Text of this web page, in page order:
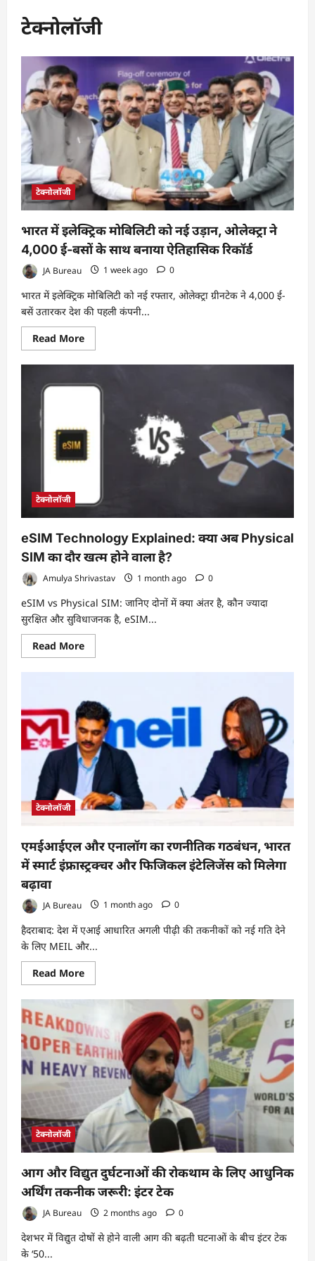
टेक्नोलॉजी
टेक्नोलॉजी
भारत में इलेक्ट्रिक मोबिलिटी को नई उड़ान, ओलेक्ट्रा ने
4,000 ई-बसों के साथ बनाया ऐतिहासिक रिकॉर्ड
JA Bureau 1 week ago 0
भारत में इलेक्ट्रिक मोबिलिटी को नई रफ्तार, ओलेक्ट्रा ग्रीनटेक ने 4,000 ई-
बसें उतारकर देश की पहली कंपनी...
Read MoreRead
more
भारत
इलेक्ट्रिक
मोबिलिटी
उड़ान,
ओलेक्ट्रा
ने
4,000
ई-
साथ
बनाया
टेक्नोलॉजी
eSIM Technology Explained: क्या अब Physical
SIM का दौर खत्म होने वाला है?
Amulya Shrivastav 1 month ago 0
eSIM vs Physical SIM: जानिए दोनों में क्या अंतर है, कौन ज्यादा
सुरक्षित और सुविधाजनक है, eSIM...
Read MoreRead
more
eSIM
क्या
अब
Physical
SIM
का
दौर
खत्म
होने
वाला
है?
टेक्नोलॉजी
एमईआईएल और एनालॉग का रणनीतिक गठबंधन, भारत
में स्मार्ट इंफ्रास्ट्रक्चर और फिजिकल इंटेलिजेंस को मिलेगा
बढ़ावा
JA Bureau 1 month ago 0
हैदराबाद: देश में एआई आधारित अगली पीढ़ी की तकनीकों को नई गति देने
के लिए MEIL और...
Read MoreRead
more
एमईआईएल
एनालॉग
का
रणनीतिक
गठबंधन,
भारत
में
स्मार्ट
इंफ्रास्ट्रक्चर
फिजिकल
इंटेलिजेंस
को
मिलेगा
बढ़ावा
टेक्नोलॉजी
आग और विद्युत दुर्घटनाओं की रोकथाम के लिए आधुनिक
अर्थिंग तकनीक जरूरी: इंटर टेक
JA Bureau 2 months ago 0
देशभर में विद्युत दोषों से होने वाली आग की बढ़ती घटनाओं के बीच इंटर टेक
के ‘50...